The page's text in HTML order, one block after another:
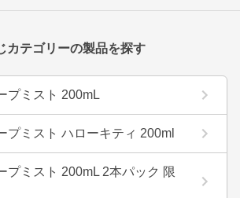
カテゴリーの製品を探す
プミスト 200mL
プミスト ハローキティ 200ml
プミスト 200mL 2本パック 限